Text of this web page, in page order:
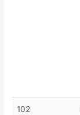
102